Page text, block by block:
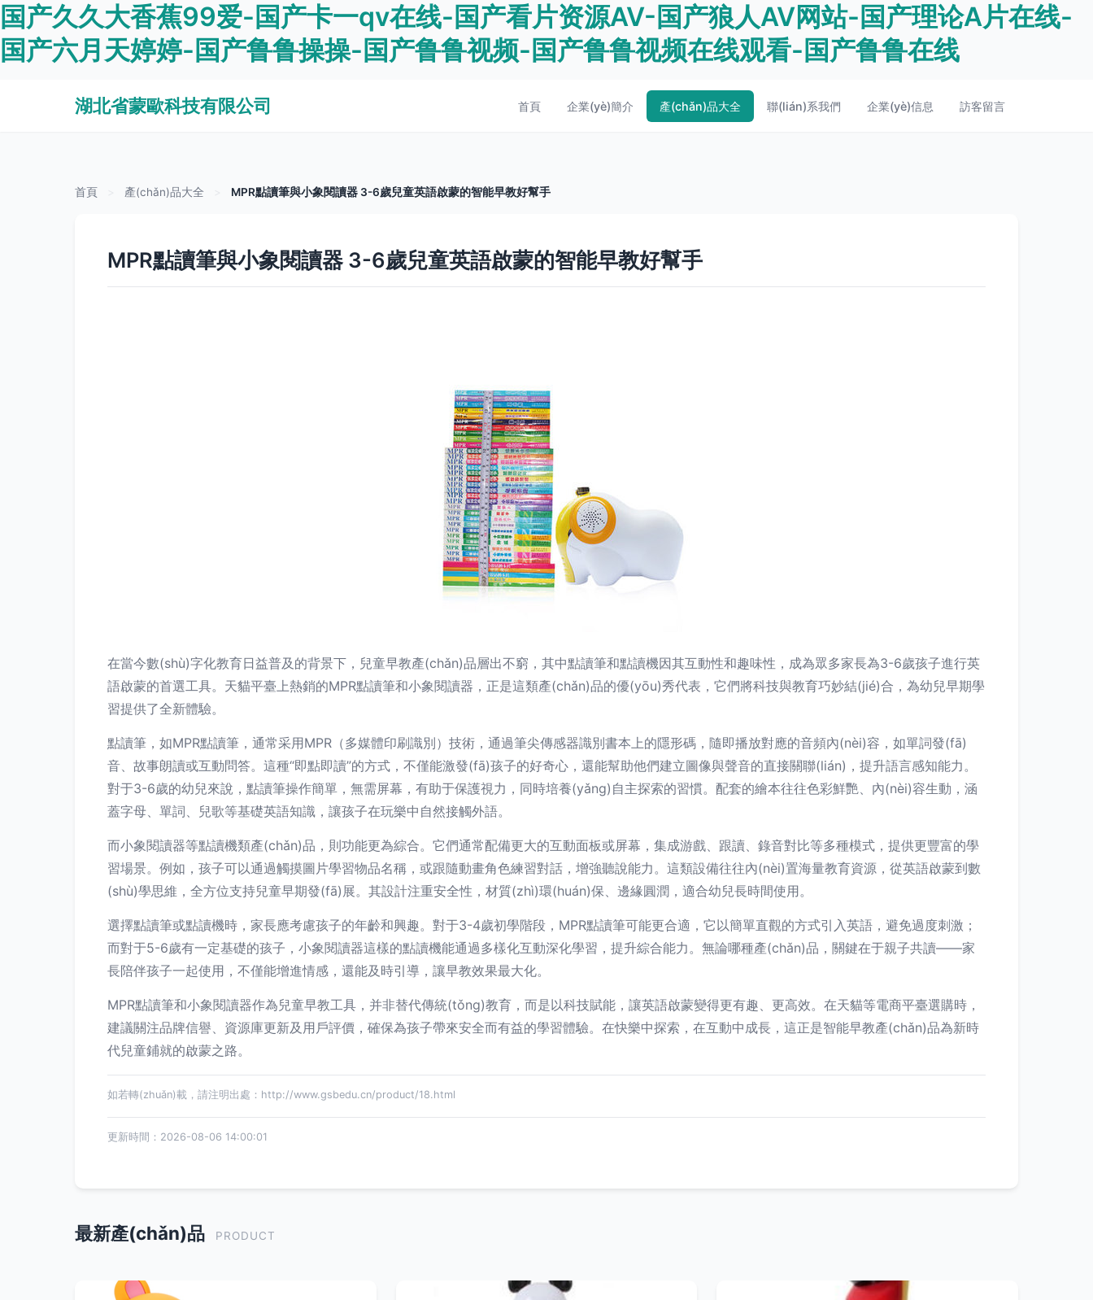
国产久久大香蕉99爱-国产卡一qv在线-国产看片资源AV-国产狼人AV网站-国产理论A片在线-
国产六月天婷婷-国产鲁鲁操操-国产鲁鲁视频-国产鲁鲁视频在线观看-国产鲁鲁在线
湖北省蒙歐科技有限公司 首頁 企業(yè)簡介 產(chǎn)品大全 聯(lián)系我們 企業(yè)信息 訪客留言
首頁 產(chǎn)品大全 MPR點讀筆與小象閱讀器 3-6歲兒童英語啟蒙的智能早教好幫手
MPR點讀筆與小象閱讀器 3-6歲兒童英語啟蒙的智能早教好幫手
在當今數(shù)字化教育日益普及的背景下，兒童早教產(chǎn)品層出不窮，其中點讀筆和點讀機因其互動性和趣味性，成為眾多家長為3-6歲孩子進行英
語啟蒙的首選工具。天貓平臺上熱銷的MPR點讀筆和小象閱讀器，正是這類產(chǎn)品的優(yōu)秀代表，它們將科技與教育巧妙結(jié)合，為幼兒早期學
習提供了全新體驗。
點讀筆，如MPR點讀筆，通常采用MPR（多媒體印刷識別）技術，通過筆尖傳感器識別書本上的隱形碼，隨即播放對應的音頻內(nèi)容，如單詞發(fā)
音、故事朗讀或互動問答。這種“即點即讀”的方式，不僅能激發(fā)孩子的好奇心，還能幫助他們建立圖像與聲音的直接關聯(lián)，提升語言感知能力。
對于3-6歲的幼兒來說，點讀筆操作簡單，無需屏幕，有助于保護視力，同時培養(yǎng)自主探索的習慣。配套的繪本往往色彩鮮艷、內(nèi)容生動，涵
蓋字母、單詞、兒歌等基礎英語知識，讓孩子在玩樂中自然接觸外語。
而小象閱讀器等點讀機類產(chǎn)品，則功能更為綜合。它們通常配備更大的互動面板或屏幕，集成游戲、跟讀、錄音對比等多種模式，提供更豐富的學
習場景。例如，孩子可以通過觸摸圖片學習物品名稱，或跟隨動畫角色練習對話，增強聽說能力。這類設備往往內(nèi)置海量教育資源，從英語啟蒙到數
(shù)學思維，全方位支持兒童早期發(fā)展。其設計注重安全性，材質(zhì)環(huán)保、邊緣圓潤，適合幼兒長時間使用。
選擇點讀筆或點讀機時，家長應考慮孩子的年齡和興趣。對于3-4歲初學階段，MPR點讀筆可能更合適，它以簡單直觀的方式引入英語，避免過度刺激；
而對于5-6歲有一定基礎的孩子，小象閱讀器這樣的點讀機能通過多樣化互動深化學習，提升綜合能力。無論哪種產(chǎn)品，關鍵在于親子共讀——家
長陪伴孩子一起使用，不僅能增進情感，還能及時引導，讓早教效果最大化。
MPR點讀筆和小象閱讀器作為兒童早教工具，并非替代傳統(tǒng)教育，而是以科技賦能，讓英語啟蒙變得更有趣、更高效。在天貓等電商平臺選購時，
建議關注品牌信譽、資源庫更新及用戶評價，確保為孩子帶來安全而有益的學習體驗。在快樂中探索，在互動中成長，這正是智能早教產(chǎn)品為新時
代兒童鋪就的啟蒙之路。
如若轉(zhuǎn)載，請注明出處：http://www.gsbedu.cn/product/18.html
更新時間：2026-08-06 14:00:01
最新產(chǎn)品 PRODUCT